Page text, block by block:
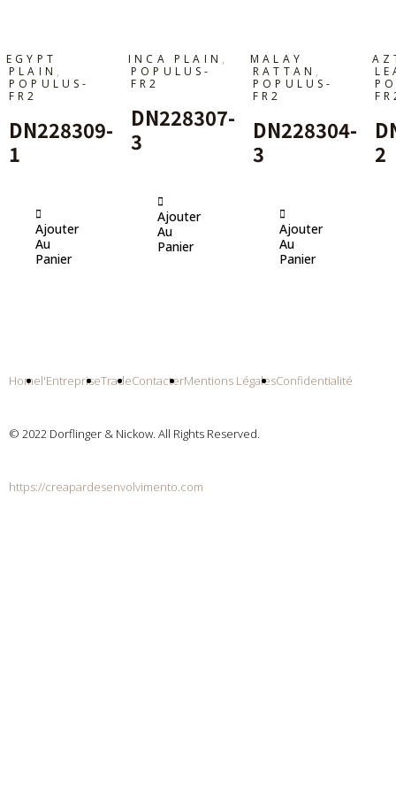
EGYPT
PLAIN ,
POPULUS-
FR2
DN228309-
1
Ajouter
Au
Panier
INCA PLAIN ,
POPULUS-
FR2
DN228307-
3
Ajouter
Au
Panier
MALAY
RATTAN ,
POPULUS-
FR2
DN228304-
3
Ajouter
Au
Panier
2
Homel'EntrepriseTradeContacterMentions LégalesConfidentialité
© 2022 Dorflinger & Nickow. All Rights Reserved.
https://creapardesenvolvimento.com